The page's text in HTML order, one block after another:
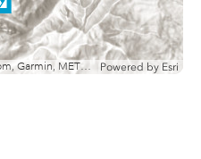
Esri, NASA, NGA, USGS | Esri, TomTom, Garmin, METI/NASA, USGS Powered by Esri